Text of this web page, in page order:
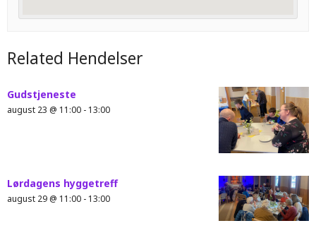
Related Hendelser
Gudstjeneste
august 23 @ 11:00 - 13:00
Lørdagens hyggetreff
august 29 @ 11:00 - 13:00